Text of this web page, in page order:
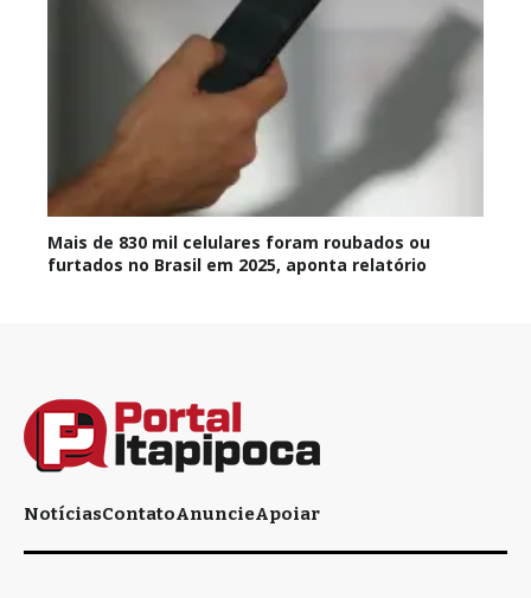
Mais de 830 mil celulares foram roubados ou
furtados no Brasil em 2025, aponta relatório
NotíciasContatoAnuncieApoiar